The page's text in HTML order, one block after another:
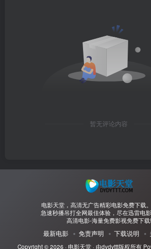
暂无评论内容
电影天堂，高清无广告精彩电影免费下载
急速秒播吊打全网最佳体验，尽在迅雷电
高清电影-海量免费影视免费下载!
最新电影 免责声明 下载说明
Copyright © 2026 · 电影天堂· 由dydyttt版权所有